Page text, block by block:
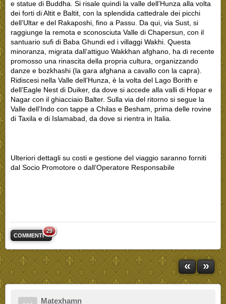
e statue di Buddha. Si risale quindi la valle dell’Hunza alla volta
dei forti di Altit e Baltit, con la splendida cattedrale dei picchi
dell’Ultar e del Rakaposhi, fino a Passu. Da qui, via Sust, si
raggiunge la remota e sconosciuta Valle di Chapersun, con il
santuario sufi di Baba Ghundi ed i villaggi Wakhi. Questa
minoranza, migrata dall’attiguo Wakkhan afghano, ha di recente
promosso una rinascita della propria cultura, organizzando
danze e bozkhashi (la gara afghana a cavallo con la capra).
Ridiscesi nella Valle dell’Hunza, è la volta del Lago Borith e
dell’Eagle Nest di Duiker, da dove si accede alla valli di Hopar e
Nagar con il ghiacciaio Balter. Sulla via del ritorno si segue la
Valle dell’Indo con tappe a Chilas e Besham, prima delle rovine
di Taxila e di Islamabad, da dove si rientra in Italia.
Ulteriori dettagli su costi e gestione del viaggio saranno forniti
dal Socio Promotore o dall’Operatore Responsabile
COMMENTI
29
« »
Matexhamn